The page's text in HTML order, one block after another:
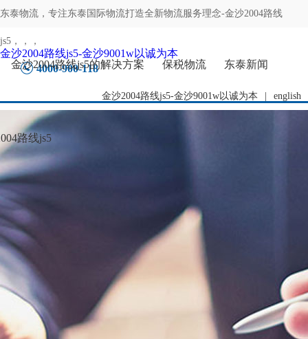
东泰物流，专注东泰国际物流打造全新物流服务理念-金沙2004路线
js5 ，，，
4000-900-118
金沙2004路线js5-金沙9001w以诚为本 english
金沙2004路线js5-金沙9001w以诚为本
金沙2004路线js5的解决方案
保税物流 东泰新闻
路线js5